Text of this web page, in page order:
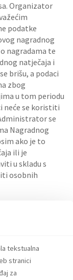
tekstualna
stranici
za
Organizator
podatke
nagradnog
nagradama te
natječaja i
brišu, a podaci
zbog
u tom periodu
neće se koristiti
se
Nagradnog
ako je to
ili je
u skladu s
osobnih
s ovim